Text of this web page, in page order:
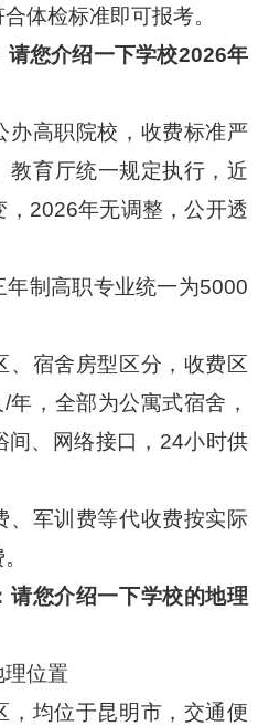
体检标准即可报考。
请您介绍一下学校2026年
办高职院校，收费标准严
教育厅统一规定执行，近
，2026年无调整，公开透
年制高职专业统一为5000
、宿舍房型区分，收费区
，全部为公寓式宿舍，
间、网络接口，24小时供
、军训费等代收费按实际
请您介绍一下学校的地理
理位置
，均位于昆明市，交通便